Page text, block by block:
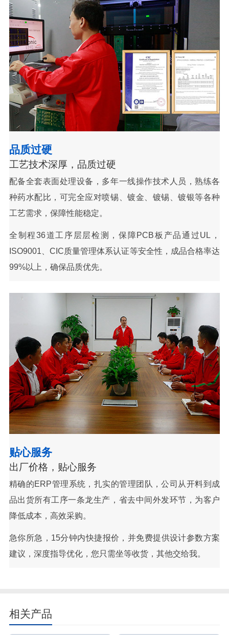
品质过硬
工艺技术深厚，品质过硬
配备全套表面处理设备，多年一线操作技术人员，熟练各
种药水配比，可完全应对喷锡、镀金、镀锡、镀银等各种
工艺需求，保障性能稳定。
全制程36道工序层层检测，保障PCB板产品通过UL，
ISO9001、CIC质量管理体系认证等安全性，成品合格率达
99%以上，确保品质优先。
贴心服务
出厂价格，贴心服务
精确的ERP管理系统，扎实的管理团队，公司从开料到成
品出货所有工序一条龙生产，省去中间外发环节，为客户
降低成本，高效采购。
急你所急，15分钟内快捷报价，并免费提供设计参数方案
建议，深度指导优化，您只需坐等收货，其他交给我。
相关产品